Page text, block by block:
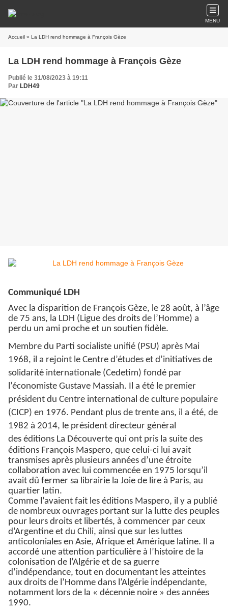
MENU
Accueil » La LDH rend hommage à François Gèze
La LDH rend hommage à François Gèze
Publié le 31/08/2023 à 19:11
Par LDH49
Communiqué LDH
Avec la disparition de François Gèze, le 28 août, à l’âge
de 75 ans, la LDH (Ligue des droits de l’Homme) a
perdu un ami proche et un soutien fidèle.
Membre du Parti socialiste unifié (PSU) après Mai
1968, il a rejoint le Centre d’études et d’initiatives de
solidarité internationale (Cedetim) fondé par
l’économiste Gustave Massiah. Il a été le premier
président du Centre international de culture populaire
(CICP) en 1976. Pendant plus de trente ans, il a été, de
1982 à 2014, le président directeur général
des éditions La Découverte qui ont pris la suite des
éditions François Maspero, que celui-ci lui avait
transmises après plusieurs années d’une étroite
collaboration avec lui commencée en 1975 lorsqu’il
avait dû fermer sa librairie la Joie de lire à Paris, au
quartier latin.
Comme l’avaient fait les éditions Maspero, il y a publié
de nombreux ouvrages portant sur la lutte des peuples
pour leurs droits et libertés, à commencer par ceux
d’Argentine et du Chili, ainsi que sur les luttes
anticoloniales en Asie, Afrique et Amérique latine. Il a
accordé une attention particulière à l’histoire de la
colonisation de l’Algérie et de sa guerre
d’indépendance, tout en documentant les atteintes
aux droits de l’Homme dans l’Algérie indépendante,
notamment lors de la « décennie noire » des années
1990.